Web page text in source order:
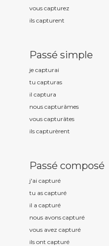
vous capturez
ils capturent
Passé simple
je capturai
tu capturas
il captura
nous capturâmes
vous capturâtes
ils capturèrent
Passé composé
j'ai capturé
tu as capturé
il a capturé
nous avons capturé
vous avez capturé
ils ont capturé